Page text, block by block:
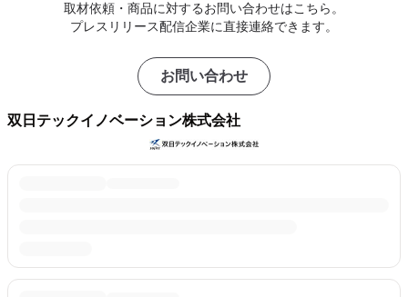
取材依頼・商品に対するお問い合わせはこちら。
プレスリリース配信企業に直接連絡できます。
お問い合わせ
双日テックイノベーション株式会社